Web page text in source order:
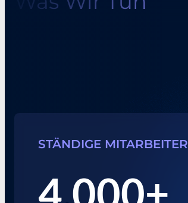
STÄNDIGE MITARBEITER
4,000+